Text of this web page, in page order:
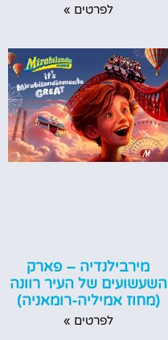
לפרטים »
מירבילנדיה – פארק
השעשועים של העיר רוונה
(מחוז אמיליה-רומאניה)
לפרטים »